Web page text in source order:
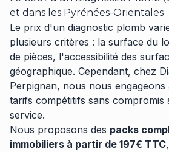
et dans les Pyrénées-Orientales
Le prix d'un diagnostic plomb
plusieurs critères : la surface du
de pièces, l'accessibilité des
géographique. Cependant, chez
Perpignan, nous nous
tarifs compétitifs sans compromis
service.
Nous proposons des packs
immobiliers à partir de 197€ TTC